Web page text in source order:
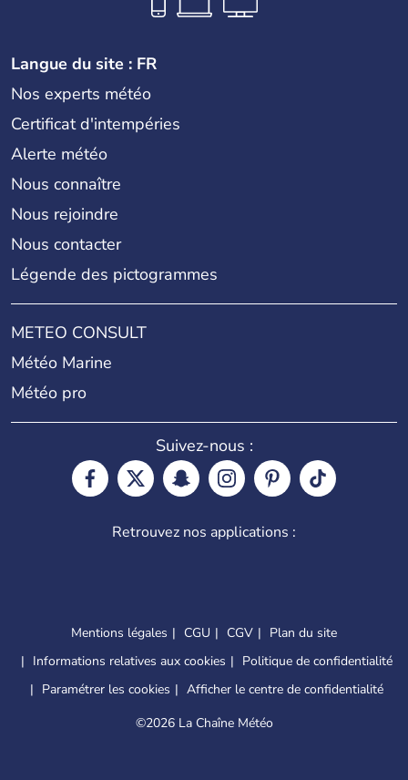
Langue du site : FR
Nos experts météo
Certificat d'intempéries
Alerte météo
Nous connaître
Nous rejoindre
Nous contacter
Légende des pictogrammes
METEO CONSULT
Météo Marine
Météo pro
Suivez-nous :
Retrouvez nos applications :
Mentions légales CGU CGV
Plan du site
Informations relatives aux cookies
Politique de confidentialité
Paramétrer les cookies
Afficher le centre de confidentialité
©2026 La Chaîne Météo